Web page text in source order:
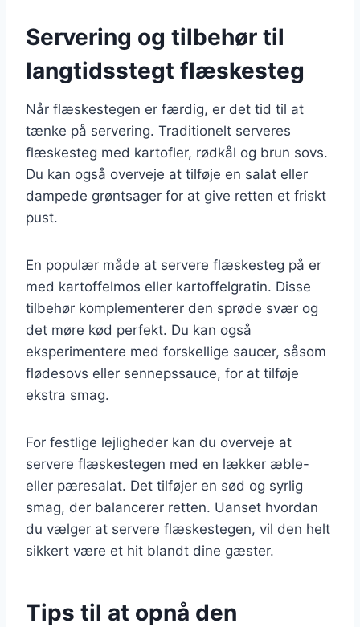
Servering og tilbehør til
langtidsstegt flæskesteg
Når flæskestegen er færdig, er det tid til at
tænke på servering. Traditionelt serveres
flæskesteg med kartofler, rødkål og brun sovs.
Du kan også overveje at tilføje en salat eller
dampede grøntsager for at give retten et friskt
pust.
En populær måde at servere flæskesteg på er
med kartoffelmos eller kartoffelgratin. Disse
tilbehør komplementerer den sprøde svær og
det møre kød perfekt. Du kan også
eksperimentere med forskellige saucer, såsom
flødesovs eller sennepssauce, for at tilføje
ekstra smag.
For festlige lejligheder kan du overveje at
servere flæskestegen med en lækker æble-
eller pæresalat. Det tilføjer en sød og syrlig
smag, der balancerer retten. Uanset hvordan
du vælger at servere flæskestegen, vil den helt
sikkert være et hit blandt dine gæster.
Tips til at opnå den